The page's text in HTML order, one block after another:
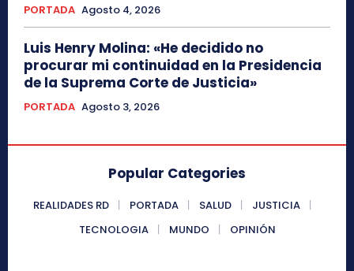
PORTADA Agosto 4, 2026
Luis Henry Molina: «He decidido no
procurar mi continuidad en la Presidencia
de la Suprema Corte de Justicia»
PORTADA Agosto 3, 2026
Popular Categories
REALIDADES RD PORTADA SALUD
JUSTICIA
TECNOLOGIA
MUNDO OPINIÓN